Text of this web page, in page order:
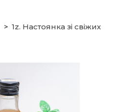
1z. Настоянка зі свіжих